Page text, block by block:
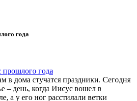
года
в дома стучатся праздники. Сегодня
– день, когда Иисус вошел в
а у его ног расстилали ветки